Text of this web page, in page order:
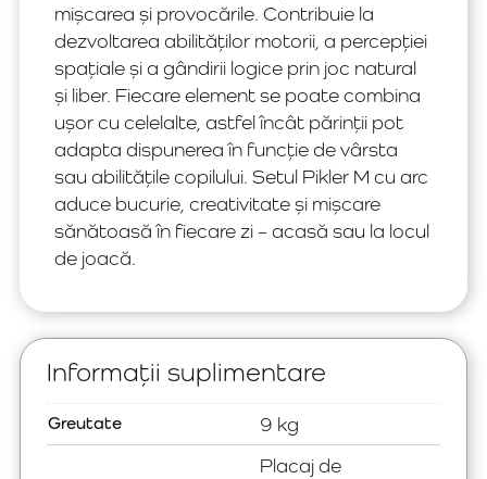
mișcarea și provocările. Contribuie la
dezvoltarea abilităților motorii, a percepției
spațiale și a gândirii logice prin joc natural
și liber. Fiecare element se poate combina
ușor cu celelalte, astfel încât părinții pot
adapta dispunerea în funcție de vârsta
sau abilitățile copilului. Setul Pikler M cu arc
aduce bucurie, creativitate și mișcare
sănătoasă în fiecare zi – acasă sau la locul
de joacă.
Informații suplimentare
Greutate 9 kg
Placaj de